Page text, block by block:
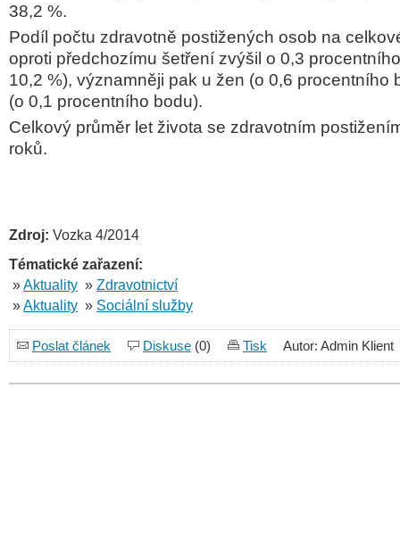
38,2 %.
Podíl počtu zdravotně postižených osob na
oproti předchozímu šetření zvýšil o 0,3
10,2 %), významněji pak u žen (o 0,6 procentního
(o 0,1 procentního bodu).
Celkový průměr let života se zdravotním
roků.
Zdroj: Vozka 4/2014
Tématické zařazení:
»Aktuality » Zdravotnictví
»Aktuality » Sociální služby
Poslat článek Diskuse (0) Tisk Autor: Admin Klient